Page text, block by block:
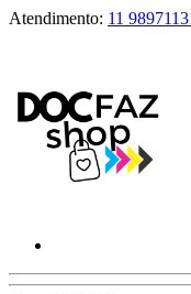
Atendimento: 11